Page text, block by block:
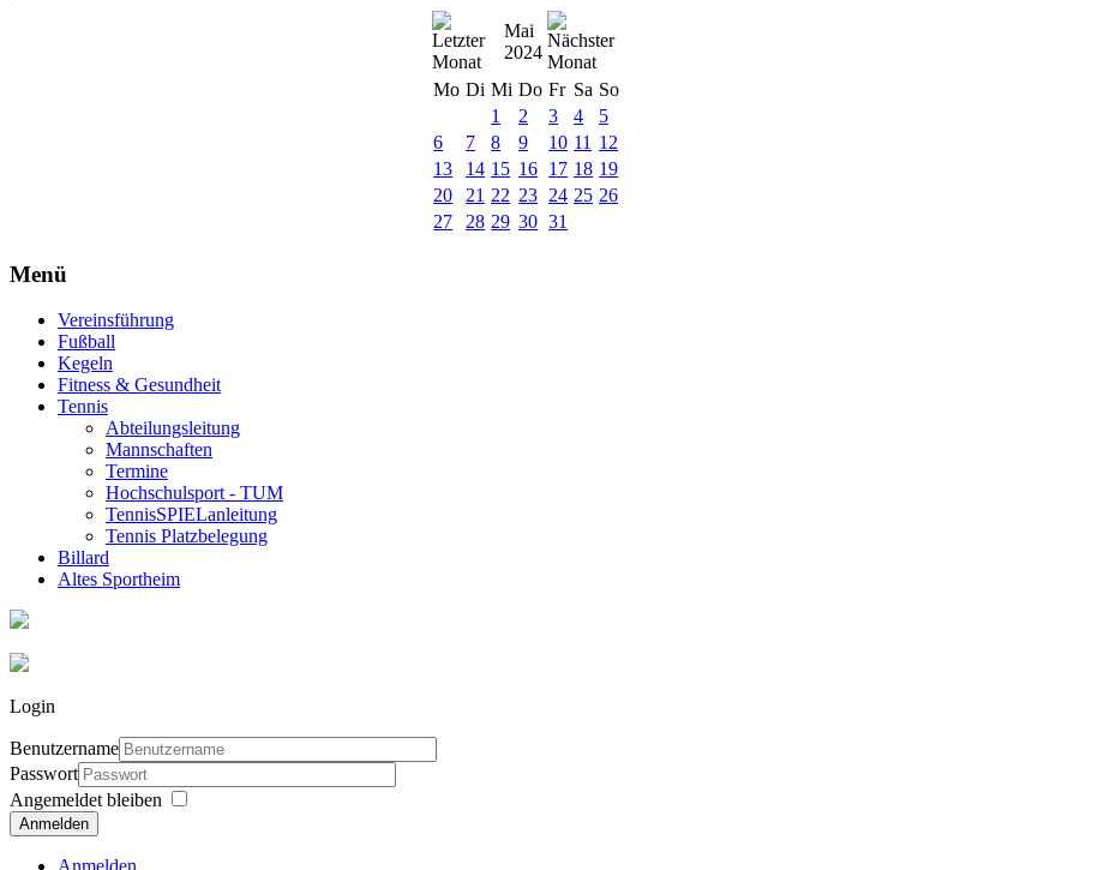
Mai
2024
Mo Di Mi Do Fr Sa So
1
2 3 4
5
6
7 8 9 10 11 12
13
14 15 16 17 18 19
20
21 22 23 24 25 26
27
28 29 30 31
Menü
Vereinsführung
Fußball
Kegeln
Fitness & Gesundheit
Tennis
Abteilungsleitung
Mannschaften
Termine
Hochschulsport - TUM
TennisSPIELanleitung
Tennis Platzbelegung
Billard
Altes Sportheim
Login
Benutzername
Passwort
Angemeldet bleiben
Anmelden